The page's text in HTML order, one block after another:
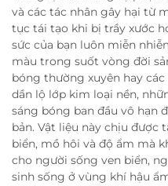
và các tác nhân gây hại từ
tục tái tạo khi bị trầy xước
sức của bạn luôn miễn
màu trong suốt vòng đời
bóng thường xuyên hay
dần lộ lớp kim loại nền,
sáng bóng ban đầu vô hạn
bản. Vật liệu này chịu được
biển, mồ hôi và độ ẩm mà
cho người sống ven biển,
sinh sống ở vùng khí hậu